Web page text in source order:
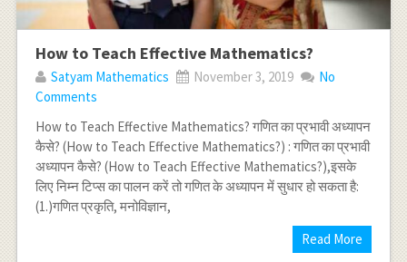
How to Teach Effective Mathematics?
Satyam Mathematics November 3, 2019
No
Comments
How to Teach Effective Mathematics? गणित का प्रभावी अध्यापन
कैसे? (How to Teach Effective Mathematics?) : गणित का प्रभावी
अध्यापन कैसे? (How to Teach Effective Mathematics?),इसके
लिए निम्न टिप्स का पालन करें तो गणित के अध्यापन में सुधार हो सकता है:
(1.)गणित प्रकृति, मनोविज्ञान,
Read More